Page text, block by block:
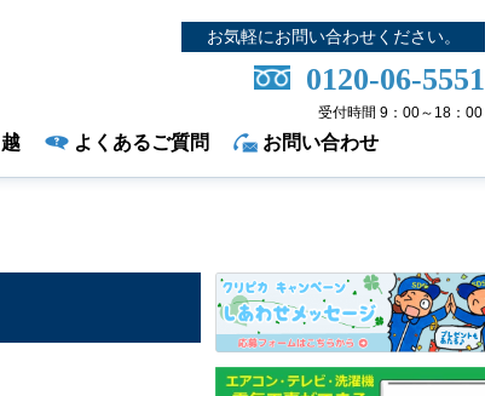
お気軽にお問い合わせください。
0120-06-5551
受付時間 9：00～18：00
よくあるご質問 お問い合わせ